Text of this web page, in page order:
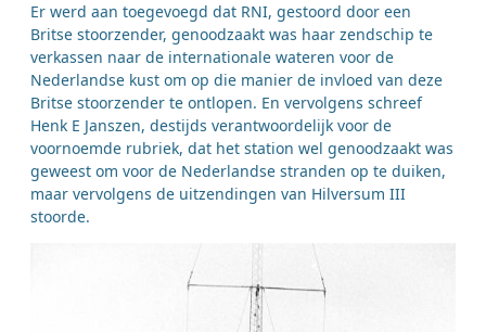
Er werd aan toegevoegd dat RNI, gestoord door een
Britse stoorzender, genoodzaakt was haar zendschip te
verkassen naar de internationale wateren voor de
Nederlandse kust om op die manier de invloed van deze
Britse stoorzender te ontlopen. En vervolgens schreef
Henk E Janszen, destijds verantwoordelijk voor de
voornoemde rubriek, dat het station wel genoodzaakt was
geweest om voor de Nederlandse stranden op te duiken,
maar vervolgens de uitzendingen van Hilversum III
stoorde.